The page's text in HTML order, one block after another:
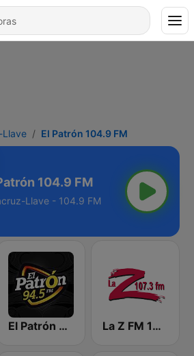
Llave El Patrón 104.9 FM
104.9 FM
Llave - 104.9 FM
El Patrón 94.5 FM La Z FM 107.3